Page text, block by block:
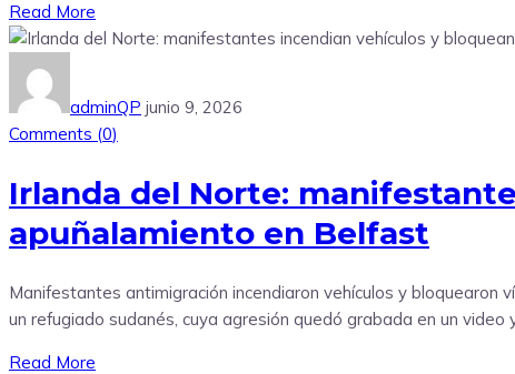
Read More
adminQP junio 9, 2026
Comments (0)
Irlanda del Norte:
apuñalamiento en Belfast
Manifestantes antimigración incendiaron vehículos y
un refugiado sudanés, cuya agresión quedó grabada en un
Read More